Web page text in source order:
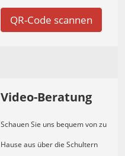
QR-Code scannen
Video-Beratung
Schauen Sie uns bequem von zu
Hause aus über die Schultern